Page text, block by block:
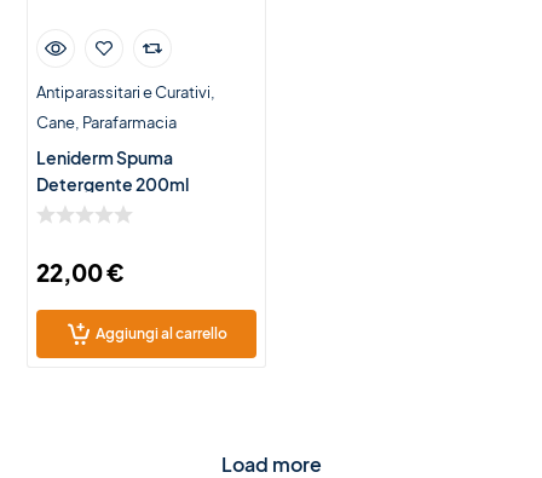
Antiparassitari e Curativi
Cane Parafarmacia
Leniderm Spuma
Detergente 200ml
22,00€
Aggiungi al carrello
Load more